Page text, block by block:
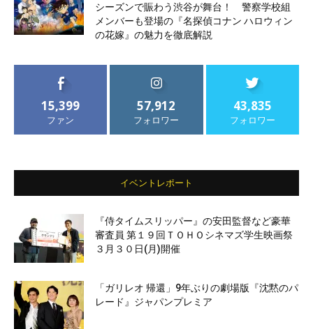
シーズンで賑わう渋谷が舞台！ 警察学校組
メンバーも登場の『名探偵コナン ハロウィン
の花嫁』の魅力を徹底解説
15,399
ファン
57,912
フォロワー
43,835
フォロワー
イベントレポート
『侍タイムスリッパー』の安田監督など豪華
審査員 第１９回ＴＯＨＯシネマズ学生映画祭
３月３０日(月)開催
「ガリレオ 帰還」9年ぶりの劇場版『沈黙のパ
レード』ジャパンプレミア